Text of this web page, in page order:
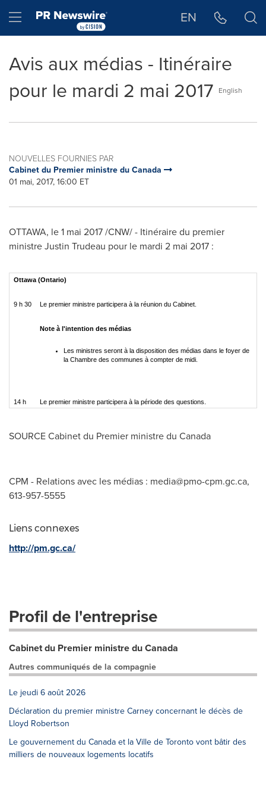
Hamburger menu EN
Avis aux médias - Itinéraire
pour le mardi 2 mai 2017 English
NOUVELLES FOURNIES PAR
Cabinet du Premier ministre du Canada
01 mai, 2017, 16:00 ET
OTTAWA, le 1 mai 2017 /CNW/ - Itinéraire du premier
ministreJustin Trudeau pour le mardi 2 mai 2017 :
Ottawa (Ontario)
9 h 30 Le premier ministre participera à la réunion du Cabinet.
Note à l'intention des médias
Les ministres seront à la disposition des médias dans le foyer de
la Chambre des communes à compter de midi.
14 h Le premier ministre participera à la période des questions.
SOURCE Cabinet du Premier ministre du Canada
CPM - Relations avec les médias : media@pmo-cpm.gc.ca,
613-957-5555
Liens connexes
http://pm.gc.ca/
Profil de l'entreprise
Cabinet du Premier ministre du Canada
Autres communiqués de la compagnie
Le jeudi 6 août 2026
Déclaration du premier ministre Carney concernant le décès de
Lloyd Robertson
Le gouvernement du Canada et la Ville de Toronto vont bâtir des
milliers de nouveaux logements locatifs